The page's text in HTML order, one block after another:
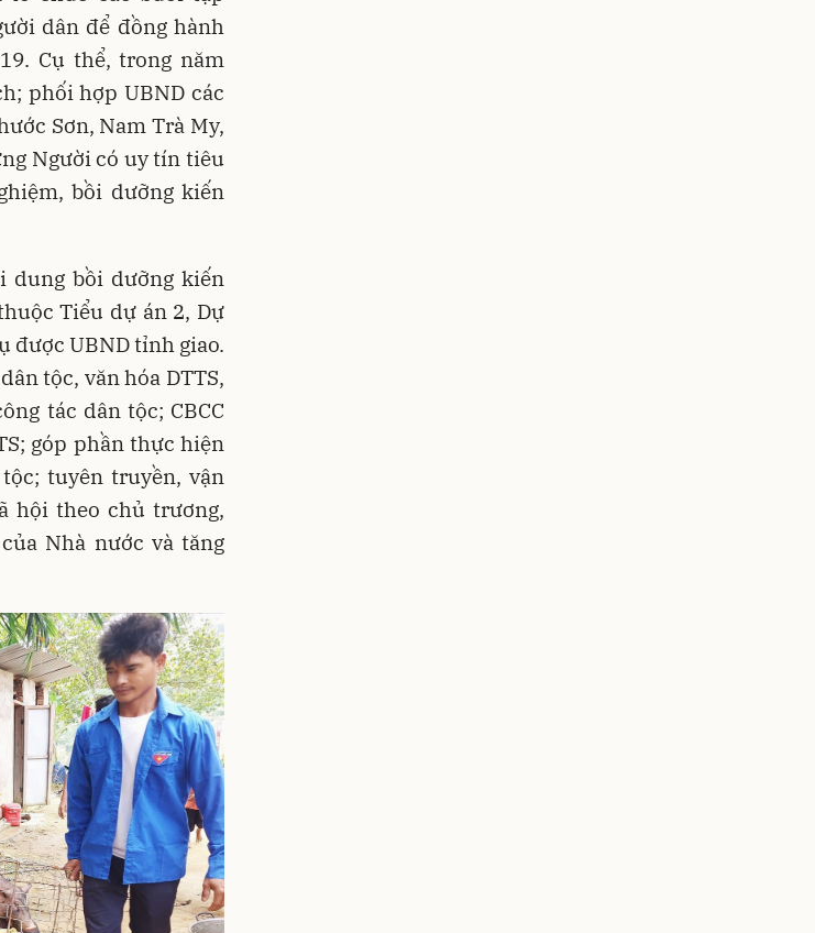
dân để đồng hành
Cụ thể, trong năm
phối hợp UBND các
Sơn, Nam Trà My,
Người có uy tín tiêu
bồi dưỡng kiến
dung bồi dưỡng kiến
Tiểu dự án 2, Dự
được UBND tỉnh giao.
tộc, văn hóa DTTS,
tác dân tộc; CBCC
góp phần thực hiện
tuyên truyền, vận
hội theo chủ trương,
Nhà nước và tăng